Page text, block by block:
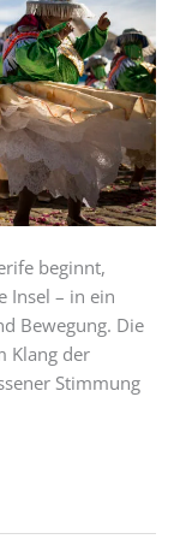
beginnt,
Insel – in ein
Bewegung. Die
Klang der
Stimmung